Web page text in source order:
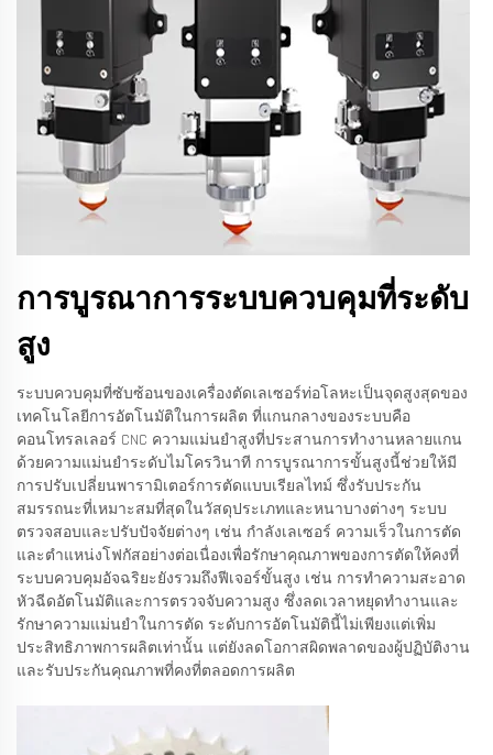
การบูรณาการระบบควบคุมที่ระดับ
สูง
ระบบควบคุมที่ซับซ้อนของเครื่องตัดเลเซอร์ท่อโลหะเป็นจุดสูงสุดของ
เทคโนโลยีการอัตโนมัติในการผลิต ที่แกนกลางของระบบคือ
คอนโทรลเลอร์ CNC ความแม่นยำสูงที่ประสานการทำงานหลายแกน
ด้วยความแม่นยำระดับไมโครวินาที การบูรณาการขั้นสูงนี้ช่วยให้มี
การปรับเปลี่ยนพารามิเตอร์การตัดแบบเรียลไทม์ ซึ่งรับประกัน
สมรรถนะที่เหมาะสมที่สุดในวัสดุประเภทและหนาบางต่างๆ ระบบ
ตรวจสอบและปรับปัจจัยต่างๆ เช่น กำลังเลเซอร์ ความเร็วในการตัด
และตำแหน่งโฟกัสอย่างต่อเนื่องเพื่อรักษาคุณภาพของการตัดให้คงที่
ระบบควบคุมอัจฉริยะยังรวมถึงฟีเจอร์ขั้นสูง เช่น การทำความสะอาด
หัวฉีดอัตโนมัติและการตรวจจับความสูง ซึ่งลดเวลาหยุดทำงานและ
รักษาความแม่นยำในการตัด ระดับการอัตโนมัตินี้ไม่เพียงแต่เพิ่ม
ประสิทธิภาพการผลิตเท่านั้น แต่ยังลดโอกาสผิดพลาดของผู้ปฏิบัติงาน
และรับประกันคุณภาพที่คงที่ตลอดการผลิต